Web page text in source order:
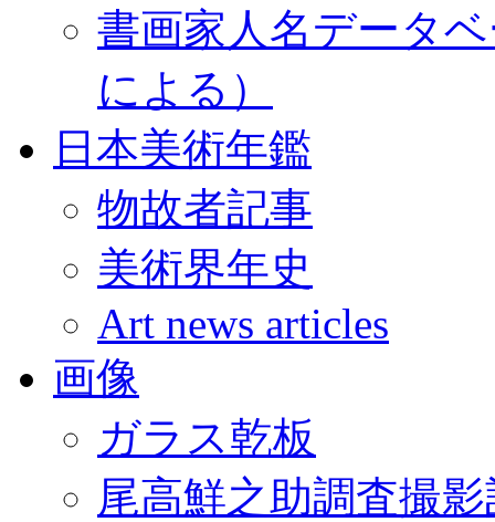
書画家人名データ
による）
日本美術年鑑
物故者記事
美術界年史
Art news articles
画像
ガラス乾板
尾高鮮之助調査撮